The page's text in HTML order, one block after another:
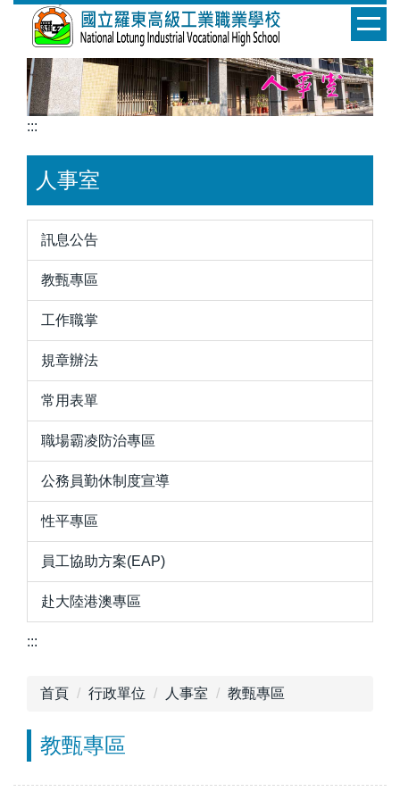
:::
人事室
訊息公告
教甄專區
工作職掌
規章辦法
常用表單
職場霸凌防治專區
公務員勤休制度宣導
性平專區
員工協助方案(EAP)
赴大陸港澳專區
:::
首頁 行政單位 人事室 教甄專區
教甄專區